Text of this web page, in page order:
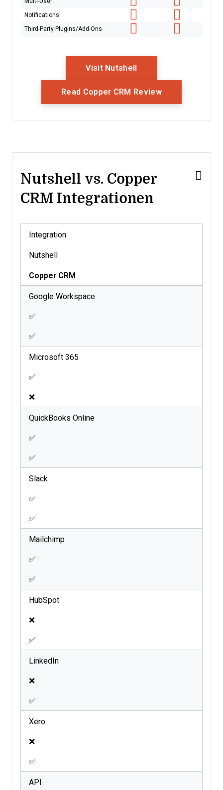
Notifications
Third-Party Plugins/Add-Ons
Visit Nutshell
Read Copper CRM ReviewOpens New
Nutshell vs. Copper
CRM Integrationen
Integration
Nutshell
Copper CRM
Google Workspace
✅
✅
Microsoft 365
✅
❌
QuickBooks Online
✅
✅
Slack
✅
✅
Mailchimp
✅
✅
HubSpot
❌
✅
LinkedIn
❌
✅
Xero
❌
✅
API